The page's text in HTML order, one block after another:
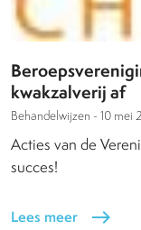
kwakzalverij af
Behandelwijzen - 10 mei
Acties van de
succes!
Lees meer east